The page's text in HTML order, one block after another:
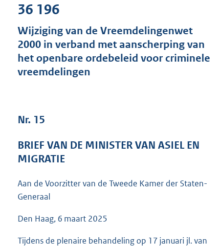
s
g
r
K
36 196
Wijziging van de Vreemdelingenwet
2000 in verband met aanscherping van
het openbare ordebeleid voor criminele
vreemdelingen
Nr. 15
BRIEF VAN DE MINISTER VAN ASIEL EN
MIGRATIE
Aan de Voorzitter van de Tweede Kamer der Staten-
Generaal
Den Haag, 6 maart 2025
Tijdens de plenaire behandeling op 17 januari jl. van